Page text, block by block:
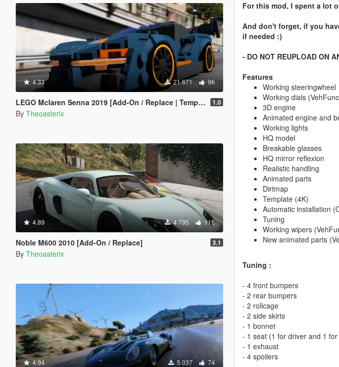
4.33 21 671 96
LEGO Mclaren Senna 2019 [Add-On / Replace | Template | OIV] 1.0
By Theoasterix
4.89 4 795 118
Noble M600 2010 [Add-On / Replace] 3.1
By Theoasterix
4.94 5 037 74
For this mod, I spent a lot
And don't forget, if you
if needed :)
- DO NOT REUPLOAD ON
Features
Working steeringwheel
Working dials
3D engine
Animated engine and
Working lights
HQ model
Breakable glasses
HQ mirror reflexion
Realistic handling
Animated parts
Dirtmap
Template (4K)
Automatic installation
Tuning
Working wipers
New animated parts
Tuning :
- 4 front bumpers
- 2 rear bumpers
- 2 rollcage
- 2 side skirts
- 1 bonnet
- 1 seat (1 for driver and 1
- 1 exhaust
- 4 spoilers